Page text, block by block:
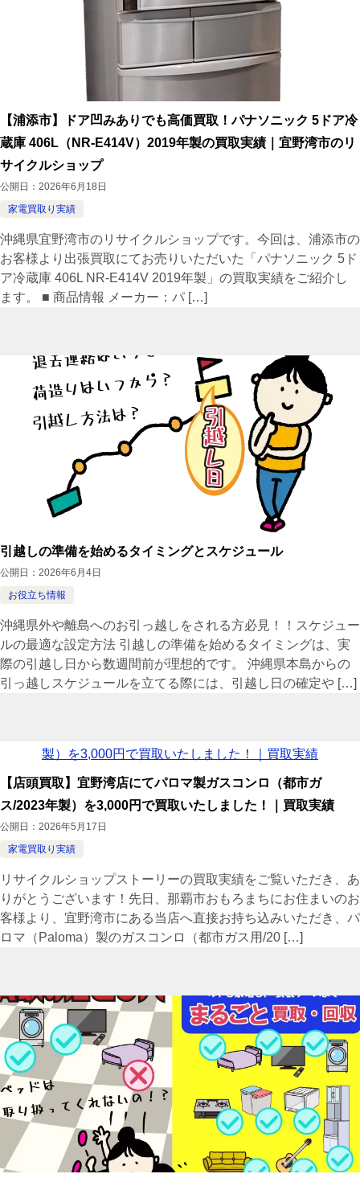
【浦添市】ドア凹みありでも高価買取！パナソニック 5ドア冷
蔵庫 406L（NR-E414V）2019年製の買取実績｜宜野湾市のリ
サイクルショップ
公開日： 2026年6月18日
家電買取り実績
沖縄県宜野湾市のリサイクルショップです。今回は、浦添市の
お客様より出張買取にてお売りいただいた「パナソニック 5ド
ア冷蔵庫 406L NR-E414V 2019年製」の買取実績をご紹介し
ます。 ■ 商品情報 メーカー：パ […]
引越しの準備を始めるタイミングとスケジュール
公開日： 2026年6月4日
お役立ち情報
沖縄県外や離島へのお引っ越しをされる方必見！！スケジュー
ルの最適な設定方法 引越しの準備を始めるタイミングは、実
際の引越し日から数週間前が理想的です。 沖縄県本島からの
引っ越しスケジュールを立てる際には、引越し日の確定や […]
【店頭買取】宜野湾店にてパロマ製ガスコンロ（都市ガ
ス/2023年製）を3,000円で買取いたしました！｜買取実績
公開日： 2026年5月17日
家電買取り実績
リサイクルショップストーリーの買取実績をご覧いただき、あ
りがとうございます！先日、那覇市おもろまちにお住まいのお
客様より、宜野湾市にある当店へ直接お持ち込みいただき、パ
ロマ（Paloma）製のガスコンロ（都市ガス用/20 […]